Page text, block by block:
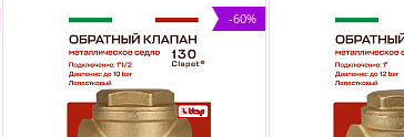
-60%